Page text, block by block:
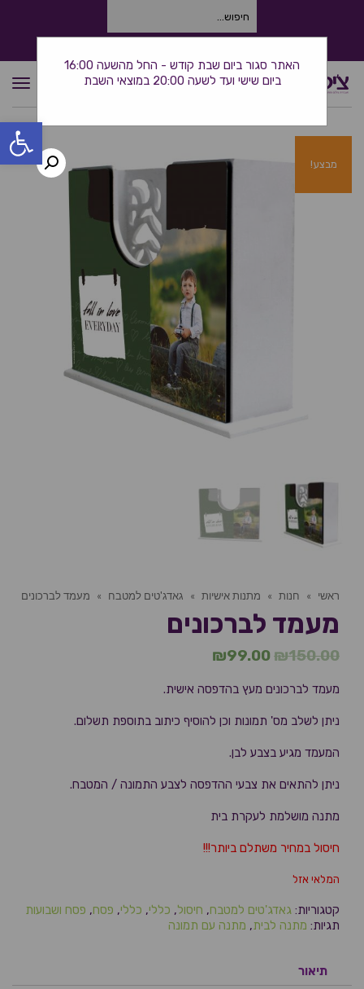
פתח
מבצע!
ראשי » חנות » מתנות אישיות » גאדג'טים למטבח » מעמד לברכונים
מעמד לברכונים
₪150.00
₪99.00
מעמד לברכונים מעץ בהדפסה אישית.
ניתן לשלב מס' תמונות וכן להוסיף כיתוב בתוספת תשלום.
המעמד מגיע בצבע לבן.
ניתן להתאים את צבעי ההדפסה לצבע התמונה / המטבח.
מתנה מושלמת לעקרת בית
חיסול במחיר משתלם ביותר!!!
המלאי אזל
קטגוריות: גאדג'טים למטבח, חיסול, כללי, כללי, פסח, פסח ושבועות
תגיות: מתנה לבית, מתנה עם תמונה
תיאור
האתר סגור ביום שבת קודש - החל מהשעה 16:00
ביום שישי ועד לשעה 20:00 במוצאי השבת